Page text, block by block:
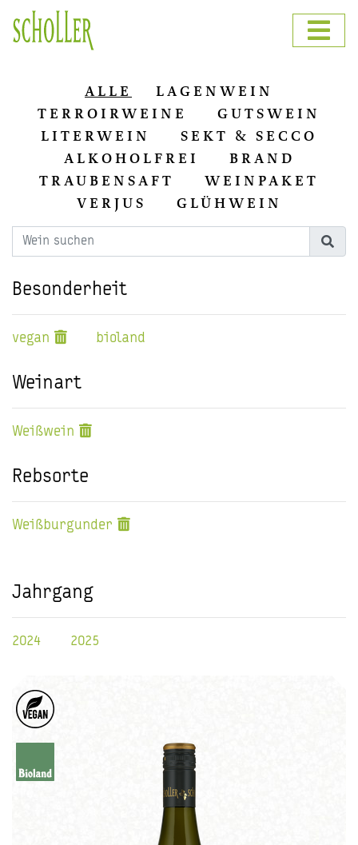
ALLE
LAGENWEIN
TERROIRWEINE
GUTSWEIN
LITERWEIN
SEKT & SECCO
ALKOHOLFREI
BRAND
TRAUBENSAFT
WEINPAKET
VERJUS
GLÜHWEIN
Besonderheit
vegan bioland
Weinart
Weißwein
Rebsorte
Weißburgunder
Jahrgang
2024 2025